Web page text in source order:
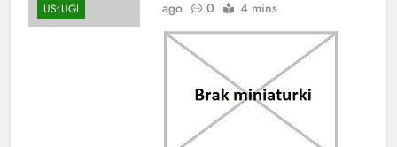
USŁUGI
ago
0 4 mins